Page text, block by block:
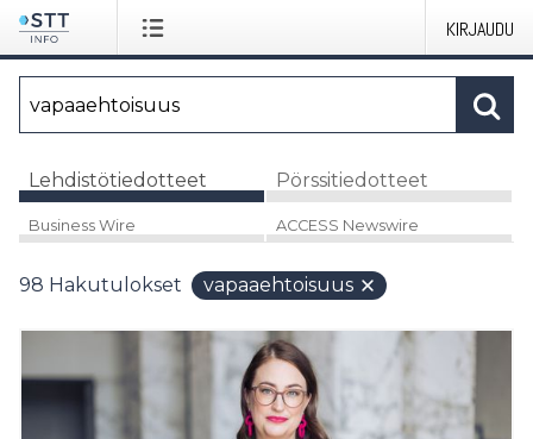
KIRJAUDU
Lehdistötiedotteet Pörssitiedotteet
Business Wire ACCESS Newswire
98 Hakutulokset vapaaehtoisuus